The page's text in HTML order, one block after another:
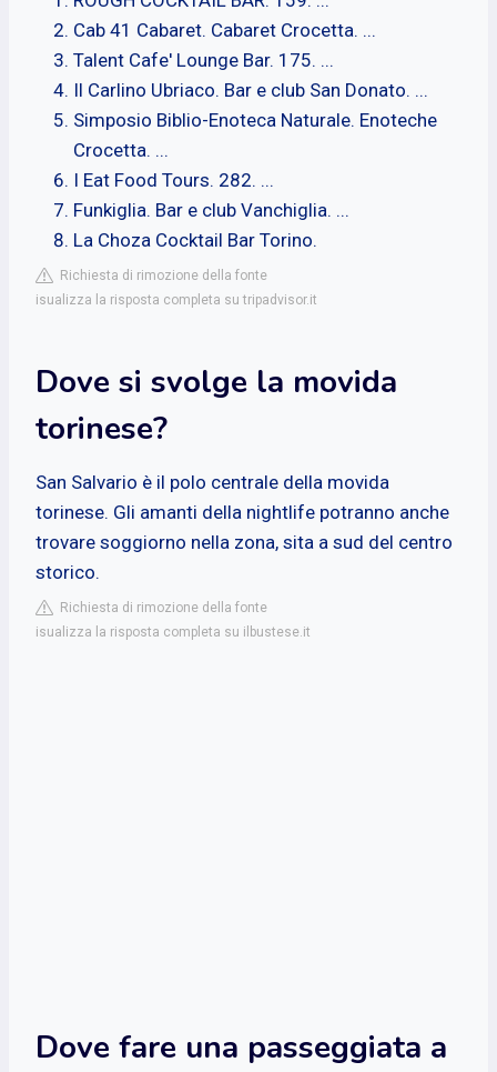
Cab 41 Cabaret. Cabaret Crocetta. ...
Talent Cafe' Lounge Bar. 175. ...
Il Carlino Ubriaco. Bar e club San Donato. ...
Simposio Biblio-Enoteca Naturale. Enoteche
Crocetta. ...
I Eat Food Tours. 282. ...
Funkiglia. Bar e club Vanchiglia. ...
La Choza Cocktail Bar Torino.
Richiesta di rimozione della fonte
isualizza la risposta completa su tripadvisor.it
Dove si svolge la movida
torinese?
San Salvario è il polo centrale della movida
torinese. Gli amanti della nightlife potranno anche
trovare soggiorno nella zona, sita a sud del centro
storico.
Richiesta di rimozione della fonte
isualizza la risposta completa su ilbustese.it
Dove fare una passeggiata a